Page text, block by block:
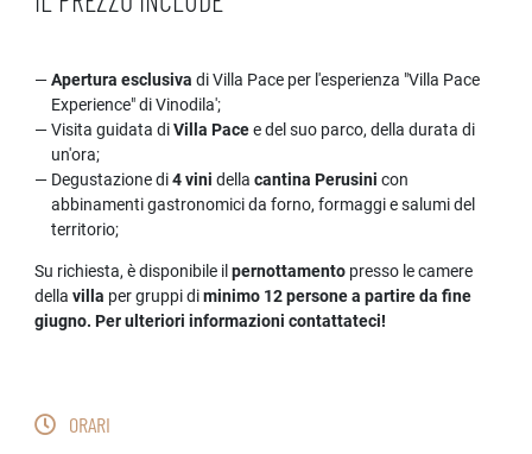
Apertura esclusiva di Villa Pace per l'esperienza "Villa Pace
Experience" di Vinodila';
Visita guidata diVilla Pacee del suo parco, della durata di
un'ora;
Degustazione di4 vini della cantina Perusini con
abbinamenti gastronomici da forno, formaggi e salumi del
territorio;
Su richiesta, è disponibile il pernottamento presso le camere
della villa per gruppi diminimo 12 persone a partire da fine
giugno. Per ulteriori informazioni contattateci!
ORARI